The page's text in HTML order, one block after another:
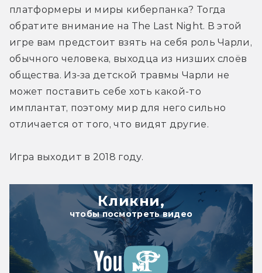
платформеры и миры киберпанка? Тогда
обратите внимание на The Last Night. В этой
игре вам предстоит взять на себя роль Чарли,
обычного человека, выходца из низших слоёв
общества. Из-за детской травмы Чарли не
может поставить себе хоть какой-то
имплантат, поэтому мир для него сильно
отличается от того, что видят другие.
Игра выходит в 2018 году.
Кликни,
чтобы посмотреть видео